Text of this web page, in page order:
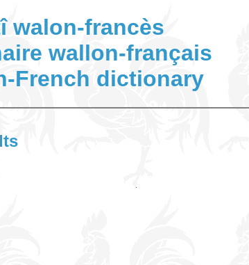
walon-francès
wallon-français
French dictionary